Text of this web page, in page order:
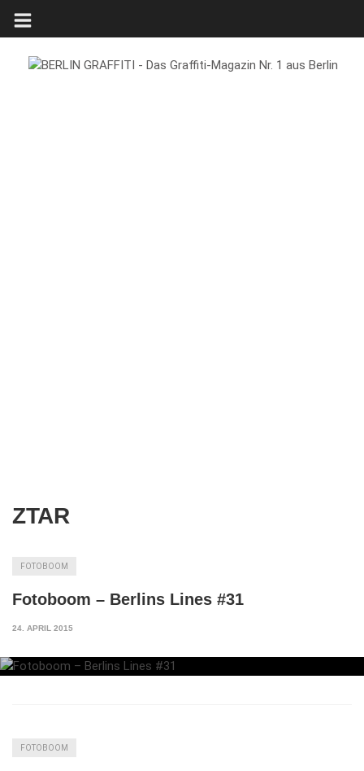
ZTAR
FOTOBOOM
Fotoboom – Berlins Lines #31
24. APRIL 2015
FOTOBOOM